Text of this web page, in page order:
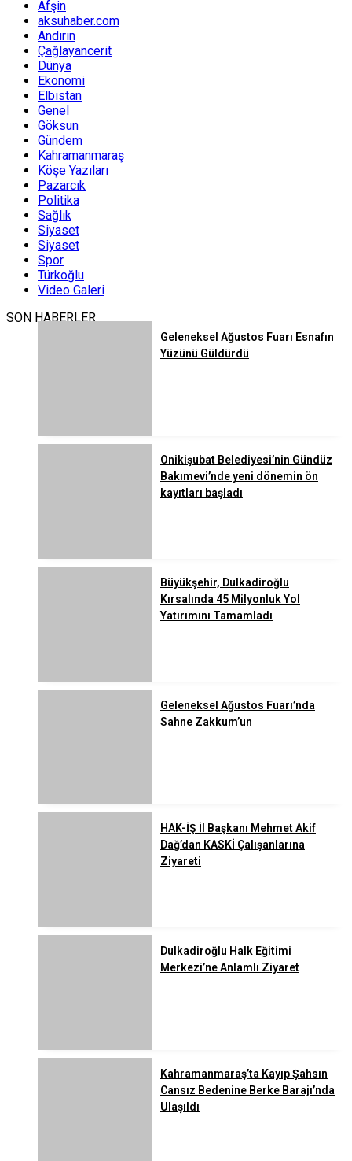
Afşin
aksuhaber.com
Andırın
Çağlayancerit
Dünya
Ekonomi
Elbistan
Genel
Göksun
Gündem
Kahramanmaraş
Köşe Yazıları
Pazarcık
Politika
Sağlık
Siyaset
Siyaset
Spor
Türkoğlu
Video Galeri
SON HABERLER
Geleneksel Ağustos Fuarı Esnafın
Yüzünü Güldürdü
Onikişubat Belediyesi’nin Gündüz
Bakımevi’nde yeni dönemin ön
kayıtları başladı
Büyükşehir, Dulkadiroğlu
Kırsalında 45 Milyonluk Yol
Yatırımını Tamamladı
Geleneksel Ağustos Fuarı’nda
Sahne Zakkum’un
HAK-İŞ İl Başkanı Mehmet Akif
Dağ’dan KASKİ Çalışanlarına
Ziyareti
Dulkadiroğlu Halk Eğitimi
Merkezi’ne Anlamlı Ziyaret
Kahramanmaraş’ta Kayıp Şahsın
Cansız Bedenine Berke Barajı’nda
Ulaşıldı